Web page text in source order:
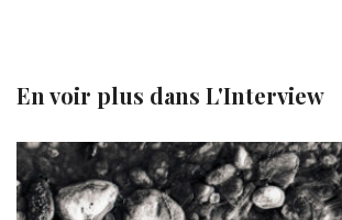
En voir plus dans L'Interview